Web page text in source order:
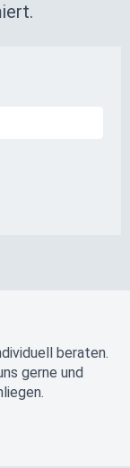
beraten.
gerne und